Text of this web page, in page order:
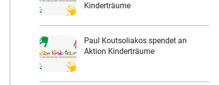
Kinderträume
Paul Koutsoliakos spendet an
Aktion Kinderträume